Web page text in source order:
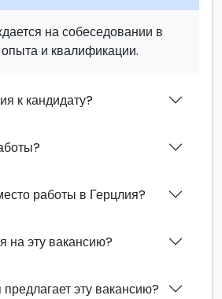
на собеседовании в
и квалификации.
к кандидату?
работы в Герцлия?
на эту вакансию?
эту вакансию?